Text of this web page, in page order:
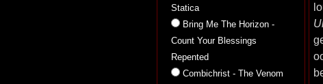
Statica
Bring Me The Horizon -
Count Your Blessings
Repented
Combichrist - The Venom